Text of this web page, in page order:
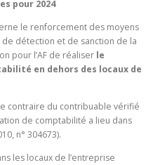
pour 2024
le renforcement des moyens
détection et de sanction de la
pour l’AF de réaliser le
en dehors des locaux de
contraire du contribuable vérifié
de comptabilité a lieu dans
n° 304673).
les locaux de l’entreprise